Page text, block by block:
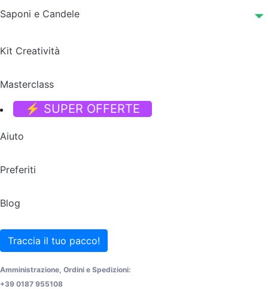
Saponi e Candele
Kit Creatività
Masterclass
⚡ SUPER OFFERTE
Aiuto
Preferiti
Blog
Traccia il tuo pacco!
Amministrazione, Ordini e Spedizioni:
+39 0187 955108